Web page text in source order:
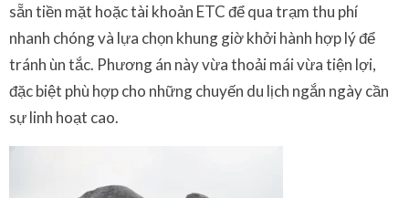
sẵn tiền mặt hoặc tài khoản ETC để qua trạm thu phí
nhanh chóng và lựa chọn khung giờ khởi hành hợp lý để
tránh ùn tắc. Phương án này vừa thoải mái vừa tiện lợi,
đặc biệt phù hợp cho những chuyến du lịch ngắn ngày cần
sự linh hoạt cao.